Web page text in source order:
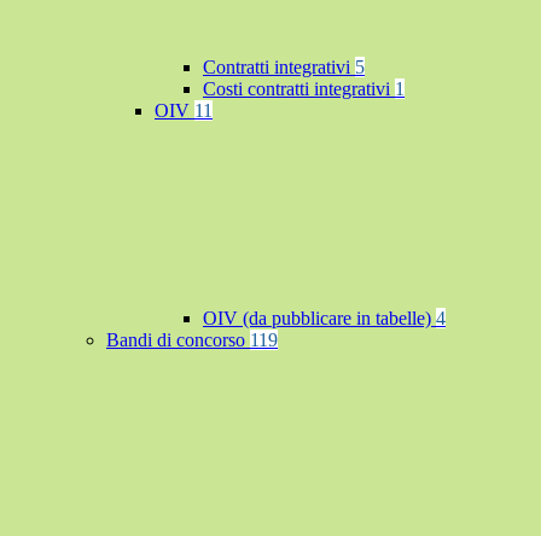
Contratti integrativi 5
Costi contratti integrativi 1
OIV 11
OIV (da pubblicare in tabelle) 4
Bandi di concorso 119